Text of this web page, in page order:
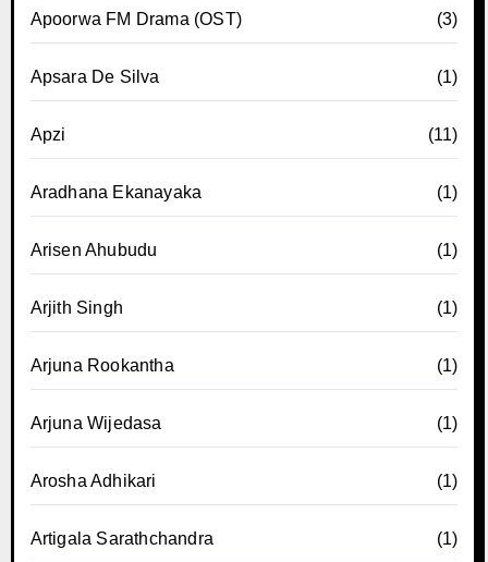
Apoorwa FM Drama (OST) (3)
Apsara De Silva (1)
Apzi (11)
Aradhana Ekanayaka (1)
Arisen Ahubudu (1)
Arjith Singh (1)
Arjuna Rookantha (1)
Arjuna Wijedasa (1)
Arosha Adhikari (1)
Artigala Sarathchandra (1)